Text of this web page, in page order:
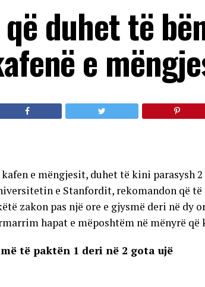
duhet të
e
e mëngjesit, duhet të kini parasysh
e Stanfordit, rekomandon që
zakon pas një ore e gjysmë deri në dy
hapat e mëposhtëm në mënyrë
të paktën 1 deri në 2 gota ujë